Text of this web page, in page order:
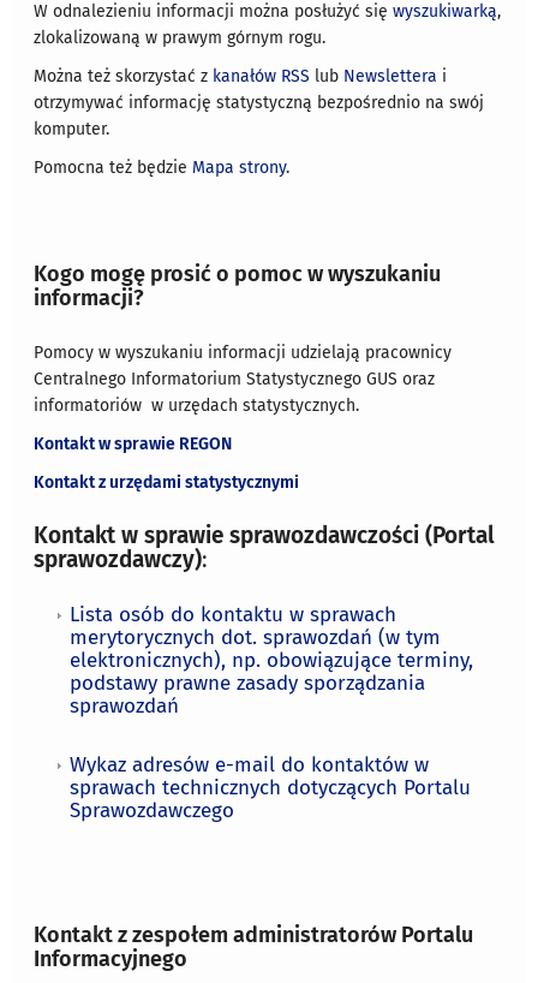
W odnalezieniu informacji można posłużyć sięwyszukiwarką,
zlokalizowaną w prawym górnym rogu.
Można też skorzystać z kanałów RSS lub Newslettera i
otrzymywać informację statystyczną bezpośrednio na swój
komputer.
Pomocna też będzie Mapa strony.
Kogo mogę prosić o pomoc w wyszukaniu
informacji?
Pomocy w wyszukaniu informacji udzielają pracownicy
Centralnego Informatorium Statystycznego GUS oraz
informatoriów w urzędach statystycznych.
Kontakt w sprawie REGON
Kontakt z urzędami statystycznymi
Kontakt w sprawie sprawozdawczości (Portal
sprawozdawczy):
Lista osób do kontaktu w sprawach
merytorycznych dot. sprawozdań (w tym
elektronicznych), np. obowiązujące terminy,
podstawy prawne zasady sporządzania
sprawozdań
Wykaz adresów e-mail do kontaktów w
sprawach technicznych dotyczących Portalu
Sprawozdawczego
Kontakt z zespołem administratorów Portalu
Informacyjnego